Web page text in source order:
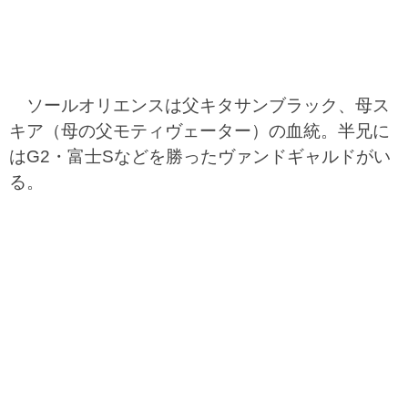
ソールオリエンスは父キタサンブラック、母ス
キア（母の父モティヴェーター）の血統。半兄に
はG2・富士Sなどを勝ったヴァンドギャルドがい
る。